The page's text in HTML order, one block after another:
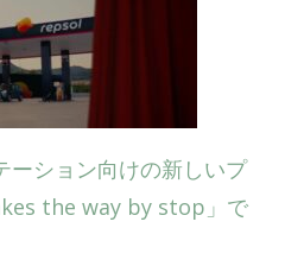
ーション向けの新しいプ
the way by stop」で